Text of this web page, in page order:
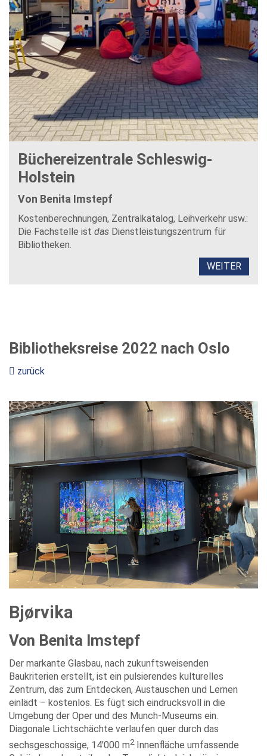
Büchereizentrale Schleswig-
Holstein
Von Benita Imstepf
Kostenberechnungen, Zentralkatalog, Leihverkehr usw.:
Die Fachstelle ist das Dienstleistungszentrum für
Bibliotheken.
WEITER
Bibliotheksreise 2022 nach Oslo
zurück
Bjørvika
Von Benita Imstepf
Der markante Glasbau, nach zukunftsweisenden
Baukriterien erstellt, ist ein pulsierendes kulturelles
Zentrum, das zum Entdecken, Austauschen und Lernen
einlädt – kostenlos. Es fügt sich eindrucksvoll in die
Umgebung der Oper und des Munch-Museums ein.
Diagonale Lichtschächte verlaufen quer durch das
sechsgeschossige, 14'000 m2Innenfläche umfassende